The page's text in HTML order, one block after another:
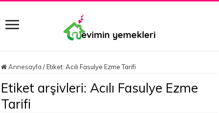
Annesayfa / Etiket:Acılı Fasulye Ezme Tarifi
Etiket arşivleri:Acılı Fasulye Ezme
Tarifi